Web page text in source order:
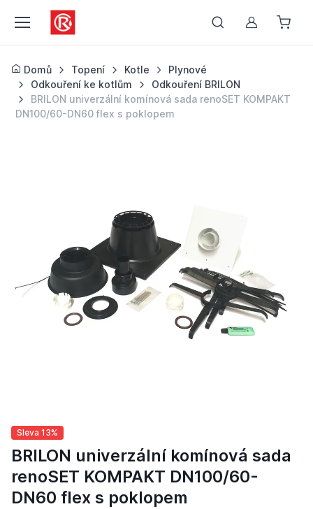
Můj účet
Domů Topení Kotle
Plynové
Odkouření ke kotlům
Odkouření BRILON
BRILON univerzální komínová sada renoSET KOMPAKT
DN100/60-DN60 flex s poklopem
Sleva 13%
BRILON univerzální komínová sada
renoSET KOMPAKT DN100/60-
DN60 flex s poklopem